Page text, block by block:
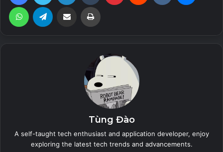
sự kiện gây biến động thị trường ngay khi vừa công báo,
khiến việc theo dõi sức tác động lên thị trường trở nên dễ
The Sims™ Mobile (Unlimited Money)
26 July, 2023
Zero City: base-building games (MOD
Menu, High Damage/Defense)
WhatsAppTelegram Share via Email Print
Tùng Đào
A self-taught tech enthusiast and application developer, enjoy
exploring the latest tech trends and advancements.